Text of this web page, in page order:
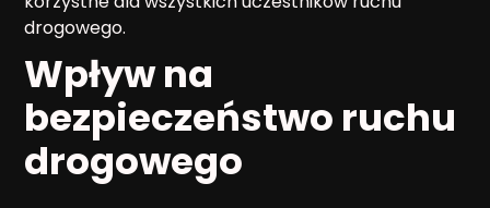
drogowego.
Wpływ na
bezpieczeństwo ruchu
drogowego